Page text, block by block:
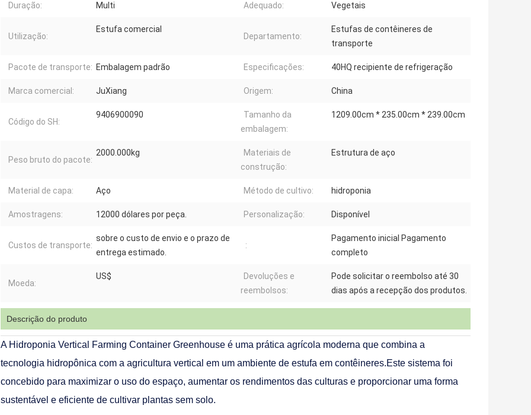
Duração: Multi Adequado: Vegetais
Utilização:
Estufa comercial
Departamento:
Estufas de contêineres de
transporte
Pacote de transporte: Embalagem padrão Especificações: 40HQ recipiente de refrigeração
Marca comercial: JuXiang Origem: China
Código do SH:
9406900090
Tamanho da
embalagem:
1209.00cm * 235.00cm * 239.00cm
Peso bruto do pacote:
2000.000kg
Materiais de
construção:
Estrutura de aço
Material de capa: Aço Método de cultivo: hidroponia
Amostragens: 12000 dólares por peça. Personalização: Disponível
Custos de transporte:
sobre o custo de envio e o prazo de
entrega estimado.
:
Pagamento inicial Pagamento
completo
Moeda:
US$
Devoluções e
reembolsos:
Pode solicitar o reembolso até 30
dias após a recepção dos produtos.
Descrição do produto
A Hidroponia Vertical Farming Container Greenhouse é uma prática agrícola moderna que combina a
tecnologia hidropônica com a agricultura vertical em um ambiente de estufa em contêineres.Este sistema foi
concebido para maximizar o uso do espaço, aumentar os rendimentos das culturas e proporcionar uma forma
sustentável e eficiente de cultivar plantas sem solo.